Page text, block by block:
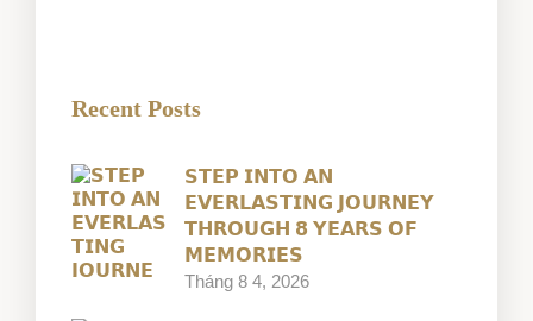
Recent Posts
𝗦𝗧𝗘𝗣 𝗜𝗡𝗧𝗢 𝗔𝗡
𝗘𝗩𝗘𝗥𝗟𝗔𝗦𝗧𝗜𝗡𝗚 𝗝𝗢𝗨𝗥𝗡𝗘𝗬
𝗧𝗛𝗥𝗢𝗨𝗚𝗛 𝟴 𝗬𝗘𝗔𝗥𝗦 𝗢𝗙
𝗠𝗘𝗠𝗢𝗥𝗜𝗘𝗦
Tháng 8 4, 2026